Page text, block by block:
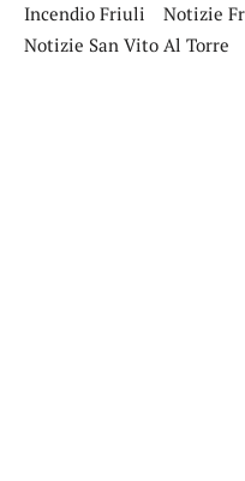
Incendio Friuli
Notizie
Notizie San Vito Al Torre